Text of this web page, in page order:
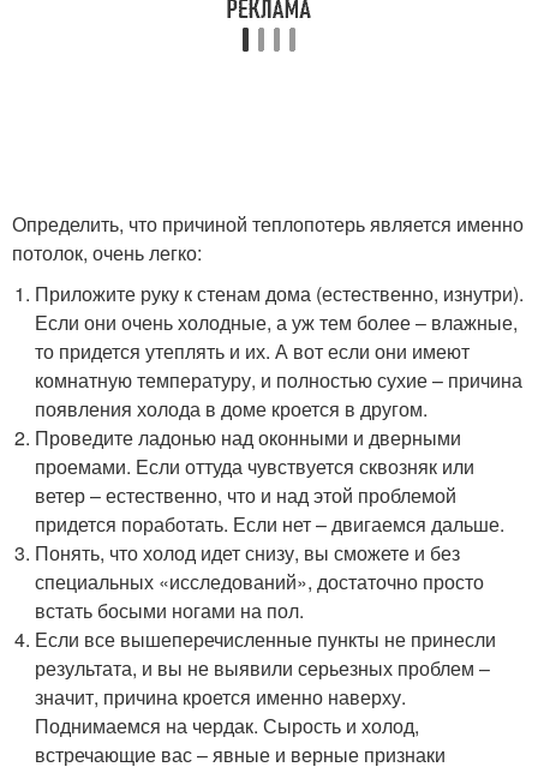
Определить, что причиной теплопотерь является именно
потолок, очень легко:
Приложите руку к стенам дома (естественно, изнутри).
Если они очень холодные, а уж тем более – влажные,
то придется утеплять и их. А вот если они имеют
комнатную температуру, и полностью сухие – причина
появления холода в доме кроется в другом.
Проведите ладонью над оконными и дверными
проемами. Если оттуда чувствуется сквозняк или
ветер – естественно, что и над этой проблемой
придется поработать. Если нет – двигаемся дальше.
Понять, что холод идет снизу, вы сможете и без
специальных «исследований», достаточно просто
встать босыми ногами на пол.
Если все вышеперечисленные пункты не принесли
результата, и вы не выявили серьезных проблем –
значит, причина кроется именно наверху.
Поднимаемся на чердак. Сырость и холод,
встречающие вас – явные и верные признаки